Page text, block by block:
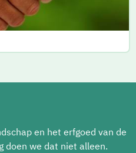
en het erfgoed van de
doen we dat niet alleen.